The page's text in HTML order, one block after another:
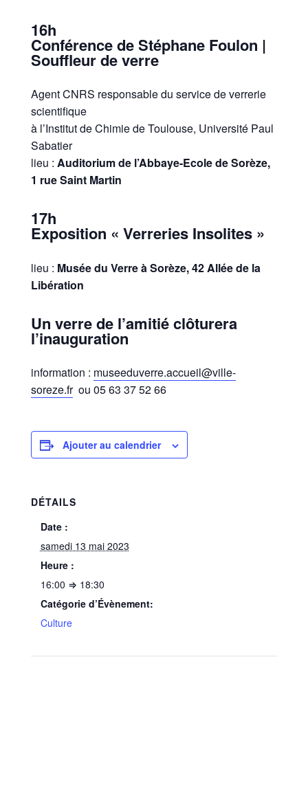
16h
Conférence de Stéphane Foulon |
Souffleur de verre
Agent CNRS responsable du service de verrerie
scientifique
à l’Institut de Chimie de Toulouse, Université Paul
Sabatier
lieu : Auditorium de l’Abbaye-Ecole de Sorèze,
1 rue Saint Martin
17h
Exposition « Verreries Insolites »
lieu : Musée du Verre à Sorèze, 42 Allée de la
Libération
Un verre de l’amitié clôturera
l’inauguration
information : museeduverre.accueil@ville-
soreze.frou 05 63 37 52 66
Ajouter au calendrier
DÉTAILS
Date :
samedi 13 mai 2023
Heure :
16:00 ⇒ 18:30
Catégorie d’Évènement:
Culture